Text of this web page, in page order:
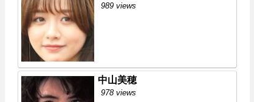
989 views
中山美穂
978 views